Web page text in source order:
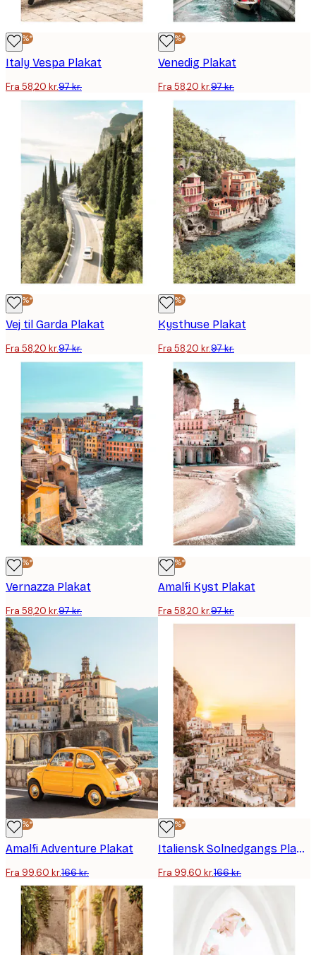
-40%*
Italy Vespa Plakat
Fra 58,20 kr.97 kr.
-40%*
Venedig Plakat
Fra 58,20 kr.97 kr.
-40%*
Vej til Garda Plakat
Fra 58,20 kr.97 kr.
-40%*
Kysthuse Plakat
Fra 58,20 kr.97 kr.
-40%*
Vernazza Plakat
Fra 58,20 kr.97 kr.
-40%*
Amalfi Kyst Plakat
Fra 58,20 kr.97 kr.
-40%*
Amalfi Adventure Plakat
Fra 99,60 kr.166 kr.
-40%*
Italiensk Solnedgangs Plakat
Fra 99,60 kr.166 kr.